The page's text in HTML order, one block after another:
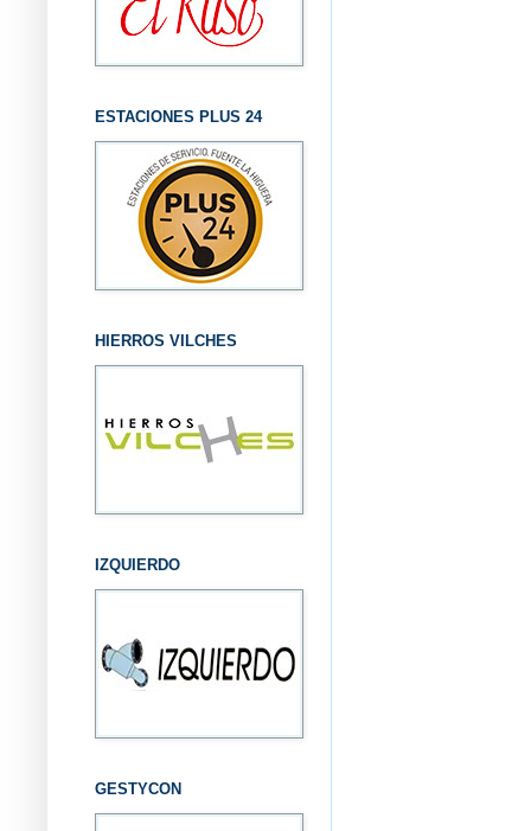
ESTACIONES PLUS 24
HIERROS VILCHES
IZQUIERDO
GESTYCON